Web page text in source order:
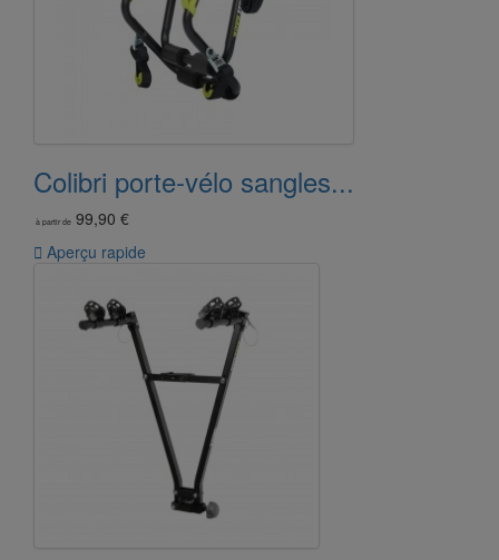
Colibri porte-vélo sangles...
à partir de 99,90 €
 Aperçu rapide